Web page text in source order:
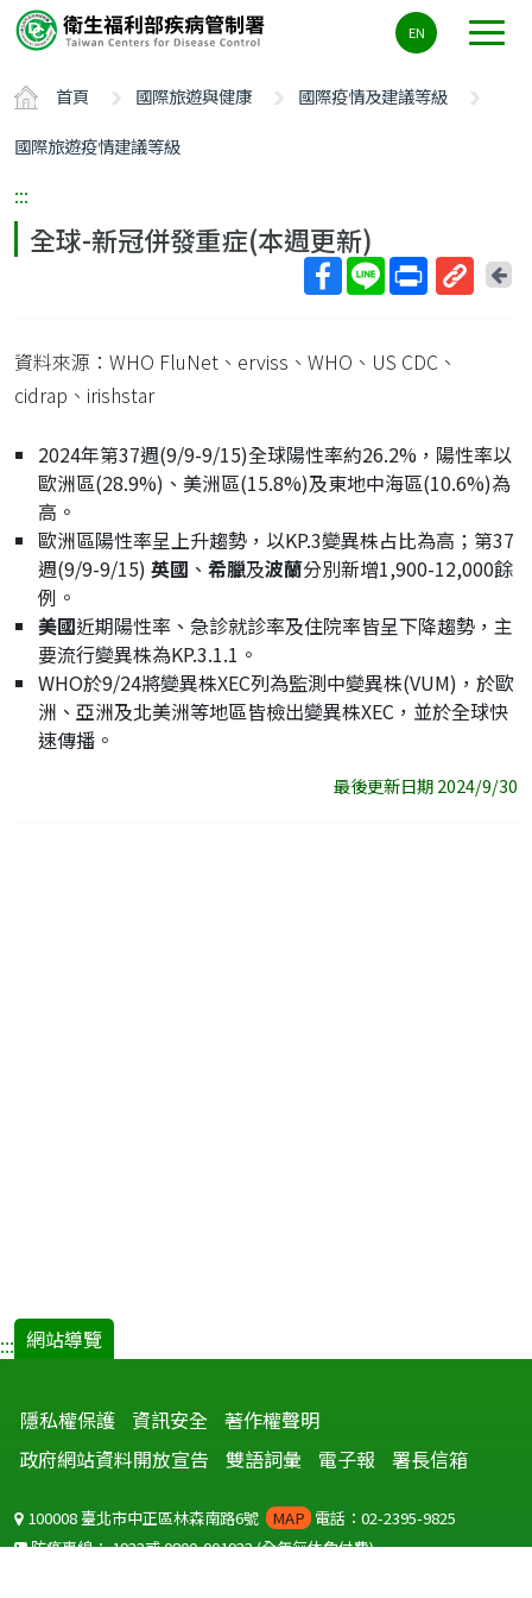
要
容
ALT+C
EN
首頁 國際旅遊與健康
國際疫情及建議等級
國際旅遊疫情建議等級
:::
全球-新冠併發重症(本週更新)
短
回
資料來源：WHO FluNet、erviss、WHO、US CDC、
cidrap、irishstar
2024年第37週(9/9-9/15)全球陽性率約26.2%，陽性率以
歐洲區(28.9%)、美洲區(15.8%)及東地中海區(10.6%)為
高。
歐洲區陽性率呈上升趨勢，以KP.3變異株占比為高；第37
週(9/9-9/15) 英國 、 希臘及波蘭分別新增1,900-12,000餘
例。
美國近期陽性率、急診就診率及住院率皆呈下降趨勢，主
要流行變異株為KP.3.1.1。
WHO於9/24將變異株XEC列為監測中變異株(VUM)，於歐
洲、亞洲及北美洲等地區皆檢出變異株XEC，並於全球快
速傳播。
最後更新日期 2024/9/30
::: 網站導覽
隱私權保護 資訊安全 著作權聲明
政府網站資料開放宣告
雙語詞彙 電子報 署長信箱
100008 臺北市中正區林森南路6號 MAP 電話：02-2395-9825
防疫專線：1922或0800-001922(全年無休免付費)